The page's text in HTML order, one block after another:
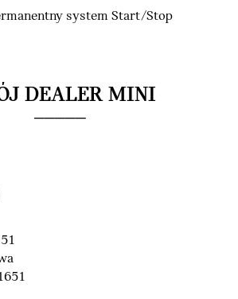
system Start/Stop
DEALER MINI